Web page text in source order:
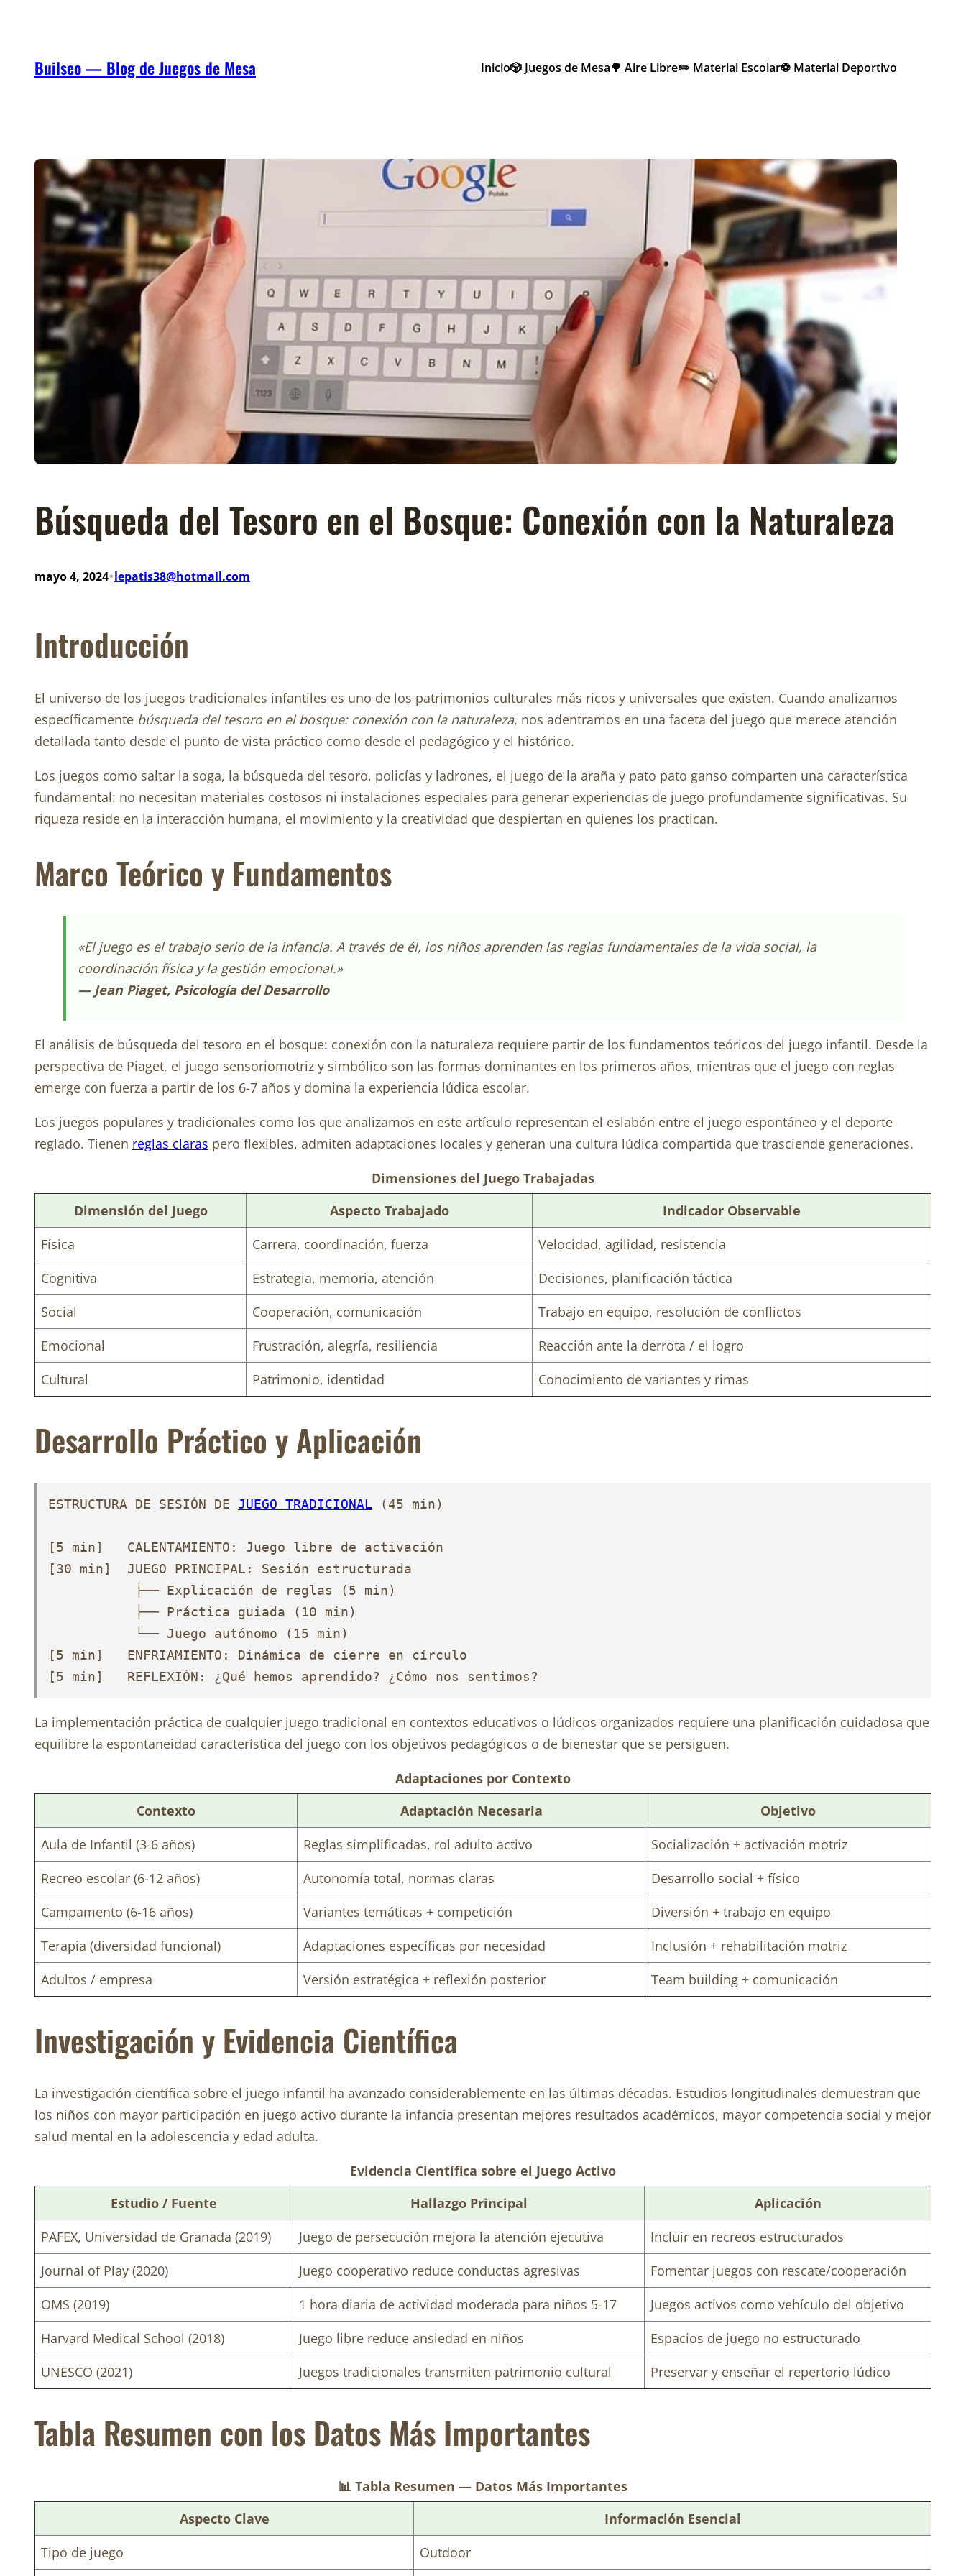
contenido
Builseo — Blog de Juegos de Mesa Inicio🎲 Juegos de Mesa🌳 Aire Libre✏️ Material Escolar⚽ Material Deportivo
Búsqueda del Tesoro en el Bosque: Conexión con la Naturaleza
mayo 4, 2024•lepatis38@hotmail.com
Introducción
El universo de los juegos tradicionales infantiles es uno de los patrimonios culturales más ricos y universales que existen. Cuando analizamos
específicamente búsqueda del tesoro en el bosque: conexión con la naturaleza, nos adentramos en una faceta del juego que merece atención
detallada tanto desde el punto de vista práctico como desde el pedagógico y el histórico.
Los juegos como saltar la soga, la búsqueda del tesoro, policías y ladrones, el juego de la araña y pato pato ganso comparten una característica
fundamental: no necesitan materiales costosos ni instalaciones especiales para generar experiencias de juego profundamente significativas. Su
riqueza reside en la interacción humana, el movimiento y la creatividad que despiertan en quienes los practican.
Marco Teórico y Fundamentos
«El juego es el trabajo serio de la infancia. A través de él, los niños aprenden las reglas fundamentales de la vida social, la
coordinación física y la gestión emocional.»
— Jean Piaget, Psicología del Desarrollo
El análisis de búsqueda del tesoro en el bosque: conexión con la naturaleza requiere partir de los fundamentos teóricos del juego infantil. Desde la
perspectiva de Piaget, el juego sensoriomotriz y simbólico son las formas dominantes en los primeros años, mientras que el juego con reglas
emerge con fuerza a partir de los 6-7 años y domina la experiencia lúdica escolar.
Los juegos populares y tradicionales como los que analizamos en este artículo representan el eslabón entre el juego espontáneo y el deporte
reglado. Tienen reglas claras pero flexibles, admiten adaptaciones locales y generan una cultura lúdica compartida que trasciende generaciones.
Dimensiones del Juego Trabajadas
Dimensión del Juego
Aspecto Trabajado
Indicador Observable
Física
Carrera, coordinación, fuerza
Velocidad, agilidad, resistencia
Cognitiva
Estrategia, memoria, atención
Decisiones, planificación táctica
Social
Cooperación, comunicación
Trabajo en equipo, resolución de conflictos
Emocional
Frustración, alegría, resiliencia
Reacción ante la derrota / el logro
Cultural
Patrimonio, identidad Conocimiento de variantes y rimas
Desarrollo Práctico y Aplicación
ESTRUCTURA DE SESIÓN DE JUEGO TRADICIONAL (45 min)
[5 min]   CALENTAMIENTO: Juego libre de activación
[30 min]  JUEGO PRINCIPAL: Sesión estructurada
           ├── Explicación de reglas (5 min)
           ├── Práctica guiada (10 min)
           └── Juego autónomo (15 min)
[5 min]   ENFRIAMIENTO: Dinámica de cierre en círculo
[5 min]   REFLEXIÓN: ¿Qué hemos aprendido? ¿Cómo nos sentimos?
La implementación práctica de cualquier juego tradicional en contextos educativos o lúdicos organizados requiere una planificación cuidadosa que
equilibre la espontaneidad característica del juego con los objetivos pedagógicos o de bienestar que se persiguen.
Adaptaciones por Contexto
Contexto
Adaptación Necesaria
Objetivo
Aula de Infantil (3-6 años)
Reglas simplificadas, rol adulto activo
Socialización + activación motriz
Recreo escolar (6-12 años)
Autonomía total, normas claras
Desarrollo social + físico
Campamento (6-16 años)
Variantes temáticas + competición
Diversión + trabajo en equipo
Terapia (diversidad funcional)
Adaptaciones específicas por necesidad
Inclusión + rehabilitación motriz
Adultos / empresa
Versión estratégica + reflexión posterior Team building + comunicación
Investigación y Evidencia Científica
La investigación científica sobre el juego infantil ha avanzado considerablemente en las últimas décadas. Estudios longitudinales demuestran que
los niños con mayor participación en juego activo durante la infancia presentan mejores resultados académicos, mayor competencia social y mejor
salud mental en la adolescencia y edad adulta.
Evidencia Científica sobre el Juego Activo
Estudio / Fuente
Hallazgo Principal
Aplicación
PAFEX, Universidad de Granada (2019)
Juego de persecución mejora la atención ejecutiva
Incluir en recreos estructurados
Journal of Play (2020)
Juego cooperativo reduce conductas agresivas
Fomentar juegos con rescate/cooperación
OMS (2019)
1 hora diaria de actividad moderada para niños 5-17
Juegos activos como vehículo del objetivo
Harvard Medical School (2018)
Juego libre reduce ansiedad en niños
Espacios de juego no estructurado
UNESCO (2021)
Juegos tradicionales transmiten patrimonio cultural Preservar y enseñar el repertorio lúdico
Tabla Resumen con los Datos Más Importantes
📊 Tabla Resumen — Datos Más Importantes
Aspecto Clave
Información Esencial
Tipo de juego
Outdoor